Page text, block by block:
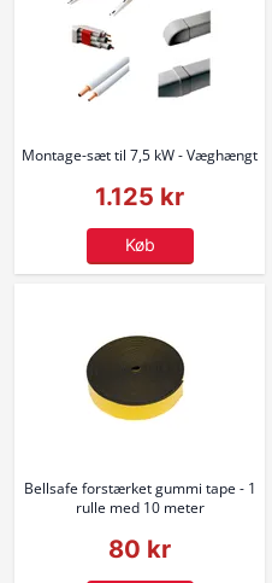
Montage-sæt til 7,5 kW - Væghængt
1.125 kr
Køb
Bellsafe forstærket gummi tape - 1
rulle med 10 meter
80 kr